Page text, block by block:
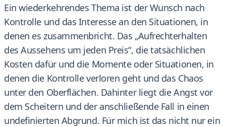
Ein wiederkehrendes Thema ist der Wunsch nach
Kontrolle und das Interesse an den Situationen, in
denen es zusammenbricht. Das „Aufrechterhalten
des Aussehens um jeden Preis“, die tatsächlichen
Kosten dafür und die Momente oder Situationen, in
denen die Kontrolle verloren geht und das Chaos
unter den Oberflächen. Dahinter liegt die Angst vor
dem Scheitern und der anschließende Fall in einen
undefinierten Abgrund. Für mich ist das nicht nur ein